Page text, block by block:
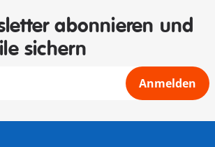
abonnieren und
sichern
Anmelden